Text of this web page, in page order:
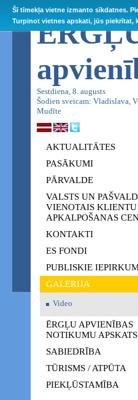
Šī tīmekļa vietne izmanto sīkdatnes.
Turpinot vietnes apskati, jūs piekrītat,
Sestdiena, 8. augusts
Šodien sveicam: Vladislava,
Mudīte
AKTUALITĀTES
PASĀKUMI
PĀRVALDE
VALSTS UN
VIENOTAIS KLIENTU
APKALPOŠANAS
KONTAKTI
ES FONDI
PUBLISKIE
GALERIJA
Video
ĒRGĻU APVIENĪBAS
NOTIKUMU APSKATS
SABIEDRĪBA
TŪRISMS / ATPŪTA
PIEKĻŪSTAMĪBA